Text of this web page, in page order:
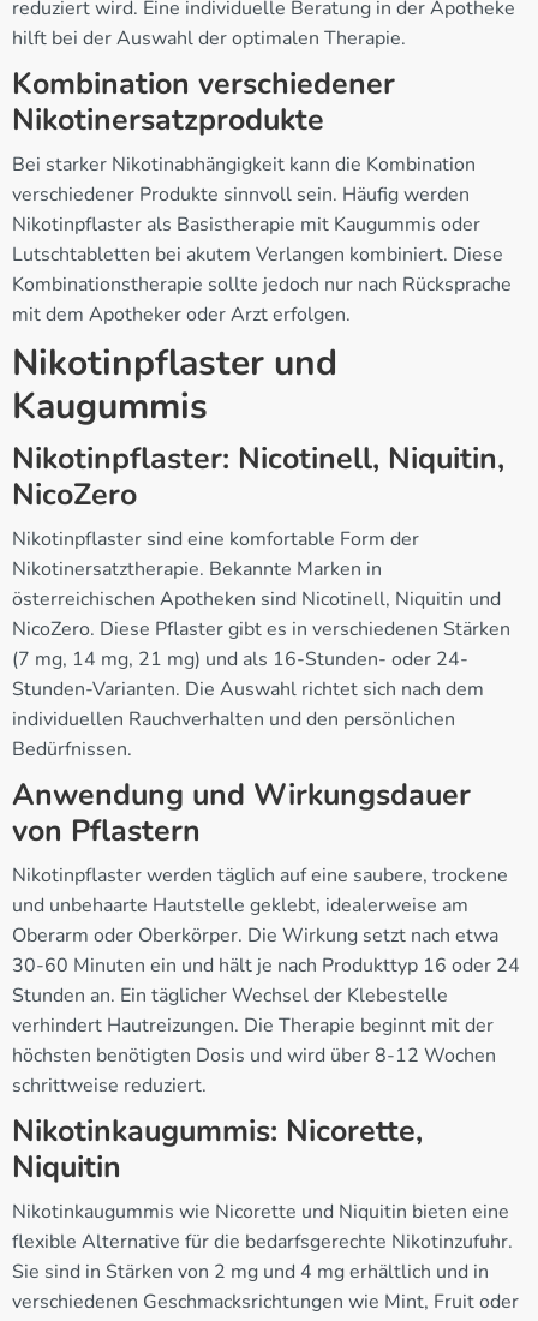
reduziert wird. Eine individuelle Beratung in der Apotheke
hilft bei der Auswahl der optimalen Therapie.
Kombination verschiedener
Nikotinersatzprodukte
Bei starker Nikotinabhängigkeit kann die Kombination
verschiedener Produkte sinnvoll sein. Häufig werden
Nikotinpflaster als Basistherapie mit Kaugummis oder
Lutschtabletten bei akutem Verlangen kombiniert. Diese
Kombinationstherapie sollte jedoch nur nach Rücksprache
mit dem Apotheker oder Arzt erfolgen.
Nikotinpflaster und
Kaugummis
Nikotinpflaster: Nicotinell, Niquitin,
NicoZero
Nikotinpflaster sind eine komfortable Form der
Nikotinersatztherapie. Bekannte Marken in
österreichischen Apotheken sind Nicotinell, Niquitin und
NicoZero. Diese Pflaster gibt es in verschiedenen Stärken
(7 mg, 14 mg, 21 mg) und als 16-Stunden- oder 24-
Stunden-Varianten. Die Auswahl richtet sich nach dem
individuellen Rauchverhalten und den persönlichen
Bedürfnissen.
Anwendung und Wirkungsdauer
von Pflastern
Nikotinpflaster werden täglich auf eine saubere, trockene
und unbehaarte Hautstelle geklebt, idealerweise am
Oberarm oder Oberkörper. Die Wirkung setzt nach etwa
30-60 Minuten ein und hält je nach Produkttyp 16 oder 24
Stunden an. Ein täglicher Wechsel der Klebestelle
verhindert Hautreizungen. Die Therapie beginnt mit der
höchsten benötigten Dosis und wird über 8-12 Wochen
schrittweise reduziert.
Nikotinkaugummis: Nicorette,
Niquitin
Nikotinkaugummis wie Nicorette und Niquitin bieten eine
flexible Alternative für die bedarfsgerechte Nikotinzufuhr.
Sie sind in Stärken von 2 mg und 4 mg erhältlich und in
verschiedenen Geschmacksrichtungen wie Mint, Fruit oder